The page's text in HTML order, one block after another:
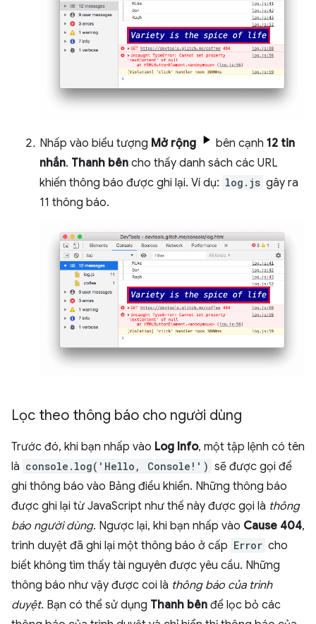
Nhấp vào biểu tượng Mở rộng bên cạnh 12 tin
nhắn. Thanh bên cho thấy danh sách các URL
khiến thông báo được ghi lại. Ví dụ: log.js gây ra
11 thông báo.
Lọc theo thông báo cho người dùng
Trước đó, khi bạn nhấp vào Log Info, một tập lệnh có tên
là console.log('Hello, Console!') sẽ được gọi để
ghi thông báo vào Bảng điều khiển. Những thông báo
được ghi lại từ JavaScript như thế này được gọi là thông
báo người dùng. Ngược lại, khi bạn nhấp vào Cause 404,
trình duyệt đã ghi lại một thông báo ở cấp Error cho
biết không tìm thấy tài nguyên được yêu cầu. Những
thông báo như vậy được coi là thông báo của trình
duyệt. Bạn có thể sử dụng Thanh bên để lọc bỏ các